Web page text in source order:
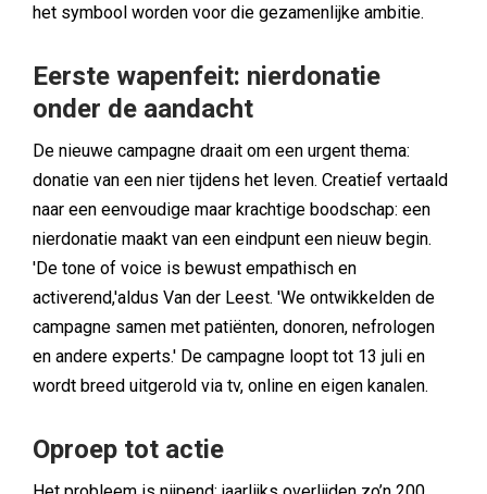
het symbool worden voor die gezamenlijke ambitie.
Eerste wapenfeit: nierdonatie
onder de aandacht
De nieuwe campagne draait om een urgent thema:
donatie van een nier tijdens het leven. Creatief vertaald
naar een eenvoudige maar krachtige boodschap: een
nierdonatie maakt van een eindpunt een nieuw begin.
'De tone of voice is bewust empathisch en
activerend,'aldus Van der Leest. 'We ontwikkelden de
campagne samen met patiënten, donoren, nefrologen
en andere experts.' De campagne loopt tot 13 juli en
wordt breed uitgerold via tv, online en eigen kanalen.
Oproep tot actie